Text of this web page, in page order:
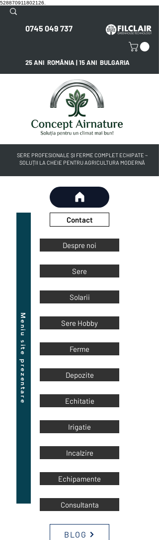
528870911802126.
0745 049 737
25 ANI ROMÂNIA | 15 ANI BULGARIA
SERE PROFESIONALE ȘI FERME COMPLET ECHIPATE ~
SOLUȚII LA CHEIE PENTRU AGRICULTURA MODERNĂ
Meniu site prezentare
Contact
Despre noi
Sere
Solarii
Sere Hobby
Ferme
Depozite
Echitatie
Irigatie
Incalzire
Echipamente
Consultanta
BLOG